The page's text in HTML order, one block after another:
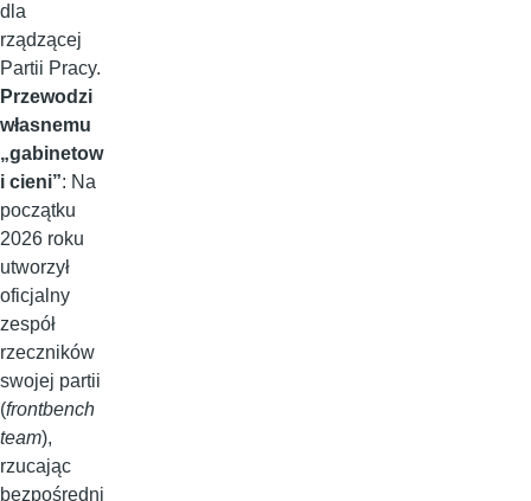
dla
rządzącej
Partii Pracy.
Przewodzi
własnemu
„gabinetow
i cieni”: Na
początku
2026 roku
utworzył
oficjalny
zespół
rzeczników
swojej partii
(frontbench
team),
rzucając
bezpośredni